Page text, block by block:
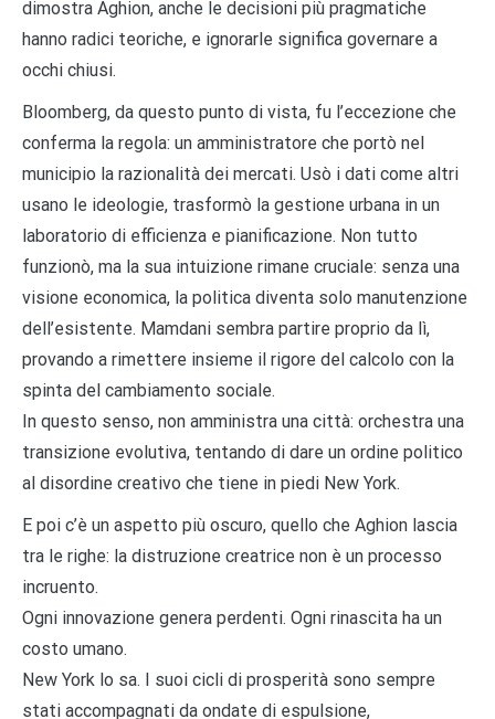
dimostra Aghion, anche le decisioni più pragmatiche
hanno radici teoriche, e ignorarle significa governare a
occhi chiusi.
Bloomberg, da questo punto di vista, fu l’eccezione che
conferma la regola: un amministratore che portò nel
municipio la razionalità dei mercati. Usò i dati come altri
usano le ideologie, trasformò la gestione urbana in un
laboratorio di efficienza e pianificazione. Non tutto
funzionò, ma la sua intuizione rimane cruciale: senza una
visione economica, la politica diventa solo manutenzione
dell’esistente. Mamdani sembra partire proprio da lì,
provando a rimettere insieme il rigore del calcolo con la
spinta del cambiamento sociale.
In questo senso, non amministra una città: orchestra una
transizione evolutiva, tentando di dare un ordine politico
al disordine creativo che tiene in piedi New York.
E poi c’è un aspetto più oscuro, quello che Aghion lascia
tra le righe: la distruzione creatrice non è un processo
incruento.
Ogni innovazione genera perdenti. Ogni rinascita ha un
costo umano.
New York lo sa. I suoi cicli di prosperità sono sempre
stati accompagnati da ondate di espulsione,